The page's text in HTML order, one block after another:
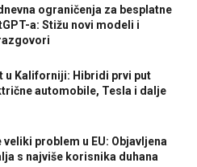
ograničenja za besplatne
a: Stižu novi modeli i
u Kaliforniji: Hibridi prvi put
automobile, Tesla i dalje
veliki problem u EU: Objavljena
s najviše korisnika duhana